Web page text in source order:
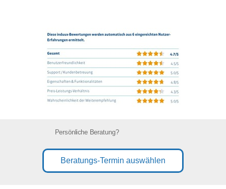
Beratungs-Termin auswählen
Persönliche Beratung?